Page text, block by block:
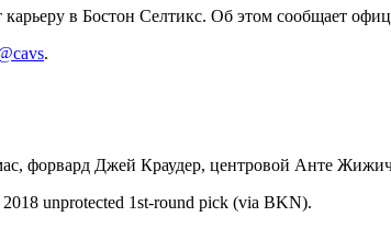
в Бостон Селтикс. Об этом сообщает
.
форвард Джей Краудер, центровой Анте
unprotected 1st-round pick (via BKN).